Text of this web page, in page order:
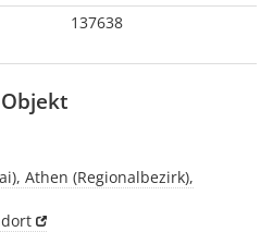
137638
Athen (Regionalbezirk),